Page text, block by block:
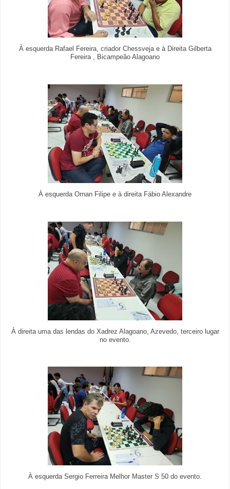
À esquerda Rafael Fereira, criador Chessveja e à Direita Gilberta
Fereira , Bicampeão Alagoano
À esquerda Ornan Filipe e à direita Fábio Alexandre
À direita uma das lendas do Xadrez Alagoano, Azevedo, terceiro lugar
no evento.
À esquerda Sergio Ferreira Melhor Master S 50 do evento.